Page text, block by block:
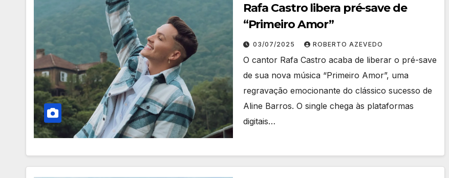
Rafa Castro libera pré-save de
“Primeiro Amor”
03/07/2025 ROBERTO AZEVEDO
O cantor Rafa Castro acaba de liberar o pré-save
de sua nova música “Primeiro Amor”, uma
regravação emocionante do clássico sucesso de
Aline Barros. O single chega às plataformas
digitais…